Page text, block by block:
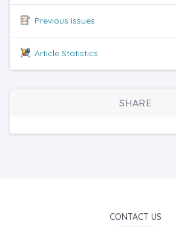
Previous issues
Article Statistics
SHARE
CONTACT US